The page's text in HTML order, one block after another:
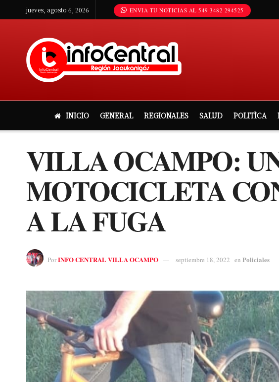
jueves, agosto 6, 2026 ENVIA TU NOTICIAS AL 549 3482 294525
INICIO GENERAL REGIONALES SALUD POLITÌCA
VILLA OCAMPO:
MOTOCICLETA
A LA FUGA
PorINFO CENTRAL VILLA OCAMPO septiembre 18, 2022 en Policiales